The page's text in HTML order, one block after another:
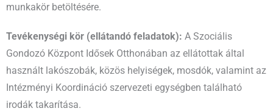
munkakör betöltésére.
Tevékenységi kör (ellátandó feladatok): A Szociális
Gondozó Központ Idősek Otthonában az ellátottak által
használt lakószobák, közös helyiségek, mosdók, valamint az
Intézményi Koordináció szervezeti egységben található
irodák takarítása.